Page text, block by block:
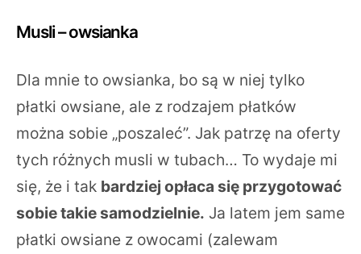
Musli – owsianka
Dla mnie to owsianka, bo są w niej tylko
płatki owsiane, ale z rodzajem płatków
można sobie „poszaleć”. Jak patrzę na oferty
tych różnych musli w tubach… To wydaje mi
się, że i tak bardziej opłaca się przygotować
sobie takie samodzielnie. Ja latem jem same
płatki owsiane z owocami (zalewam